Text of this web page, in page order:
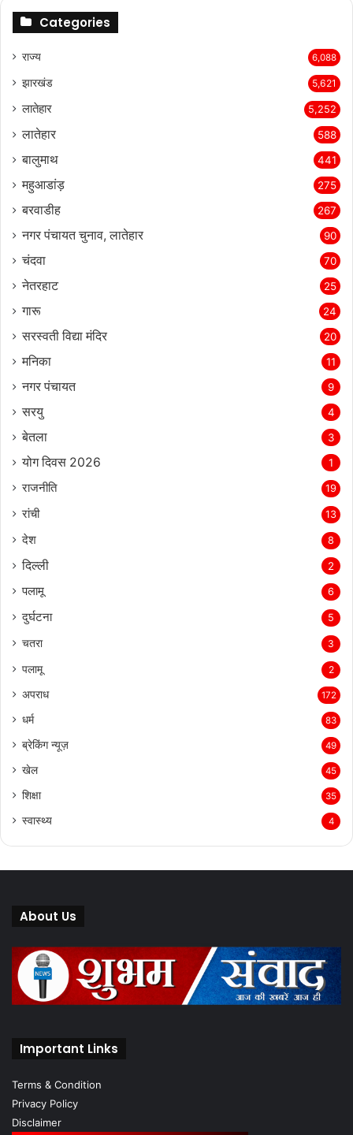
Categories
राज्‍य 6,088
झारखंड 5,621
लातेहार 5,252
लातेहार 588
बालुमाथ 441
महुआडांड़ 275
बरवाडीह 267
नगर पंचायत चुनाव, लातेहार 90
चंदवा 70
नेतरहाट 25
गारू 24
सरस्‍वती विद्या मंदिर 20
मनिका 11
नगर पंचायत 9
सरयु 4
बेतला 3
योग दिवस 2026 1
राजनीति 19
रांची 13
देश 8
दिल्‍ली 2
पलामू 6
दुर्घटना 5
चतरा 3
पलामू 2
अपराध 172
धर्म 83
ब्रेकिंग न्यूज़ 49
खेल 45
शिक्षा 35
स्वास्थ्य 4
About Us
Important Links
Terms & Condition
Privacy Policy
Disclaimer